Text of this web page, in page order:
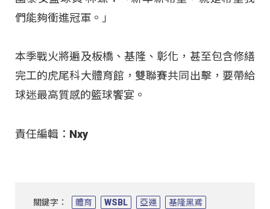
們能夠衝進冠軍。」​
本季戰火將遍及板橋、基隆、彰化，甚至包含修繕
完工的虎尾科大體育館，雙聯賽共同出擊，要帶給
球迷最高質感的籃球饗宴。​
責任編輯：Nxy
關鍵字： 體育 WSBL 亞運 基隆黑鳶